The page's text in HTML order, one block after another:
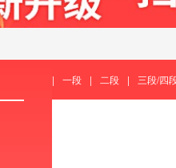
| 一段 | 二段 | 三段/四